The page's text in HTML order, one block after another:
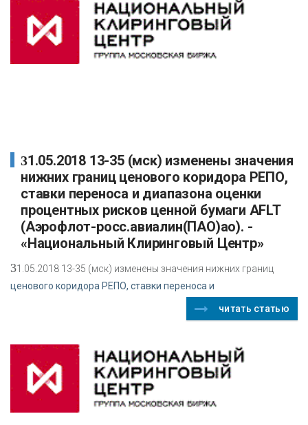
31.05.2018 13-35 (мск) изменены значения
нижних границ ценового коридора РЕПО,
ставки переноса и диапазона оценки
процентных рисков ценной бумаги AFLT
(Аэрофлот-росс.авиалин(ПАО)ао). -
«Национальный Клиринговый Центр»
31.05.2018 13-35 (мск) изменены значения нижних границ
ценового коридора РЕПО, ставки переноса и
читать статью